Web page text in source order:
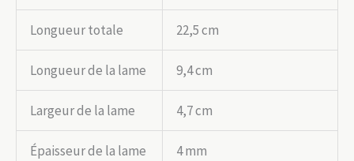
Longueur totale 22,5 cm
Longueur de la lame 9,4 cm
Largeur de la lame 4,7 cm
Épaisseur de la lame 4 mm